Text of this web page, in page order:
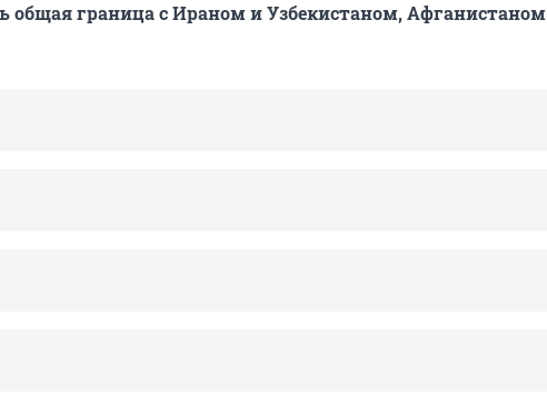
общая граница с Ираном и Узбекистаном, Афганистаном